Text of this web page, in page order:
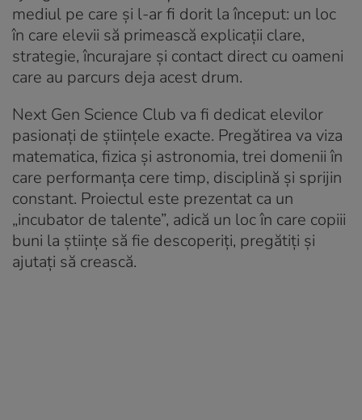
mediul pe care și l-ar fi dorit la început: un loc
în care elevii să primească explicații clare,
strategie, încurajare și contact direct cu oameni
care au parcurs deja acest drum.
Next Gen Science Club va fi dedicat elevilor
pasionați de științele exacte. Pregătirea va viza
matematica, fizica și astronomia, trei domenii în
care performanța cere timp, disciplină și sprijin
constant. Proiectul este prezentat ca un
„incubator de talente”, adică un loc în care copiii
buni la științe să fie descoperiți, pregătiți și
ajutați să crească.